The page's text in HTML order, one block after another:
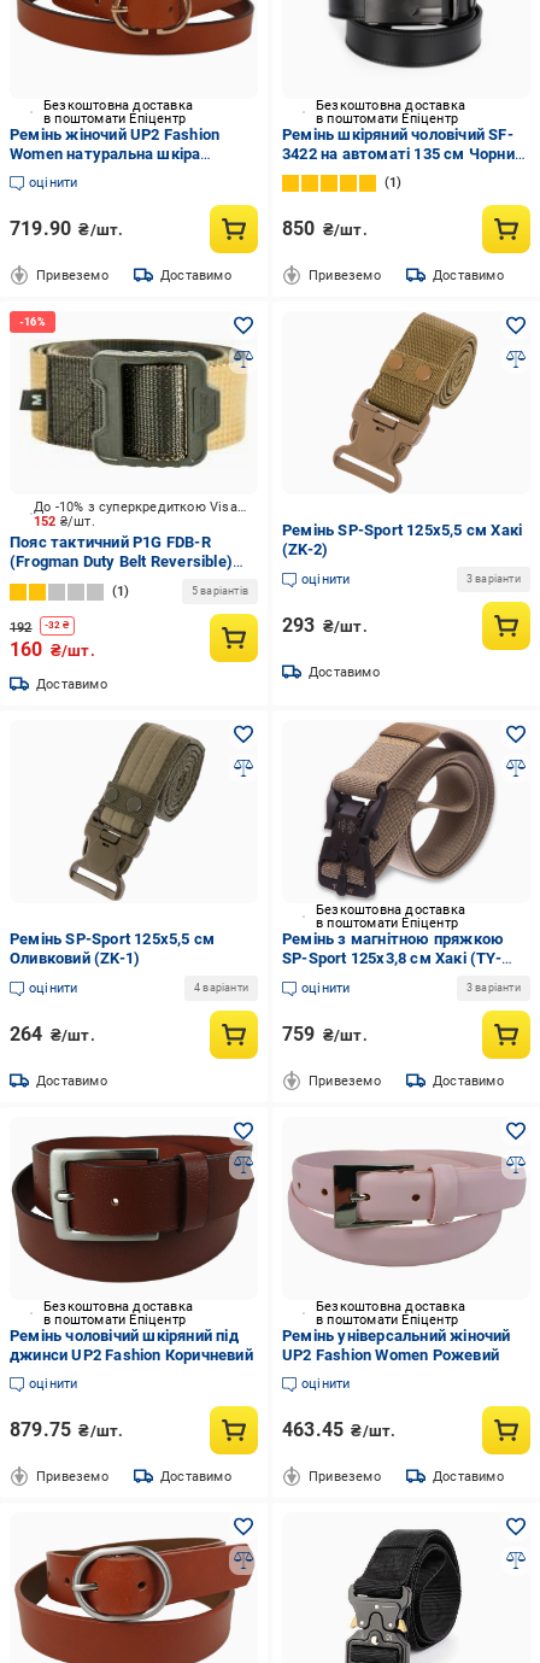
Безкоштовна доставка
в поштомати Епіцентр
Ремінь жіночий UP2 Fashion
Women натуральна шкіра
Коричневий
оцінити
719.90 ₴/шт.
Привеземо Доставимо
Безкоштовна доставка
в поштомати Епіцентр
Ремінь шкіряний чоловічий SF-
3422 на автоматі 135 см Чорний
(2666326268)
1
850 ₴/шт.
Привеземо Доставимо
152 ₴/шт.
До -10% з суперкредиткою Visa Вигода
Пояс тактичний P1G FDB-R
(Frogman Duty Belt Reversible)
р.S Black/Coyote UA281-59081-
F8-BK-CB
1 5 варіантів
192 -32 ₴
160 ₴/шт.
Доставимо
Ремінь SP-Sport 125x5,5 см Хакі
(ZK-2)
оцінити 3 варіанти
293 ₴/шт.
Доставимо
Ремінь SP-Sport 125x5,5 см
Оливковий (ZK-1)
оцінити 4 варіанти
264 ₴/шт.
Доставимо
Безкоштовна доставка
в поштомати Епіцентр
Ремінь з магнітною пряжкою
SP-Sport 125x3,8 см Хакі (TY-
1631)
оцінити 3 варіанти
759 ₴/шт.
Привеземо Доставимо
Безкоштовна доставка
в поштомати Епіцентр
Ремінь чоловічий шкіряний під
джинси UP2 Fashion Коричневий
оцінити
879.75 ₴/шт.
Привеземо Доставимо
Безкоштовна доставка
в поштомати Епіцентр
Ремінь універсальний жіночий
UP2 Fashion Women Рожевий
оцінити
463.45 ₴/шт.
Привеземо Доставимо